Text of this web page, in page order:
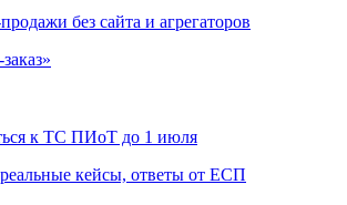
без сайта и агрегаторов
к ТС ПИоТ до 1 июля
кейсы, ответы от ЕСП